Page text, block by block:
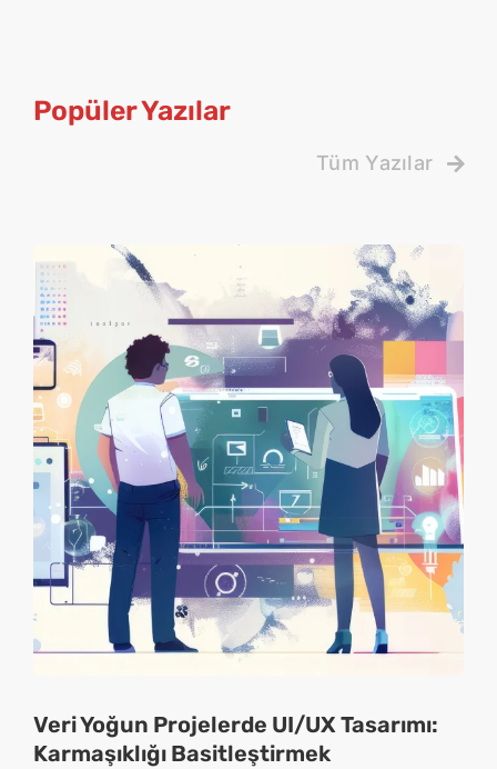
Popüler Yazılar
Tüm Yazılar
Veri Yoğun Projelerde UI/UX Tasarımı:
Karmaşıklığı Basitleştirmek